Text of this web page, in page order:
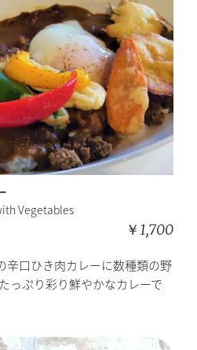
Vegetables
￥1,700
辛口ひき肉カレーに数種類の野
っぷり彩り鮮やかなカレーで